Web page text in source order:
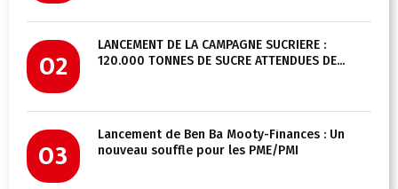
02
LANCEMENT DE LA CAMPAGNE SUCRIÈRE :
120.000 TONNES DE SUCRE ATTENDUES DE...
03
Lancement de Ben Ba Mooty-Finances : Un
nouveau souffle pour les PME/PMI